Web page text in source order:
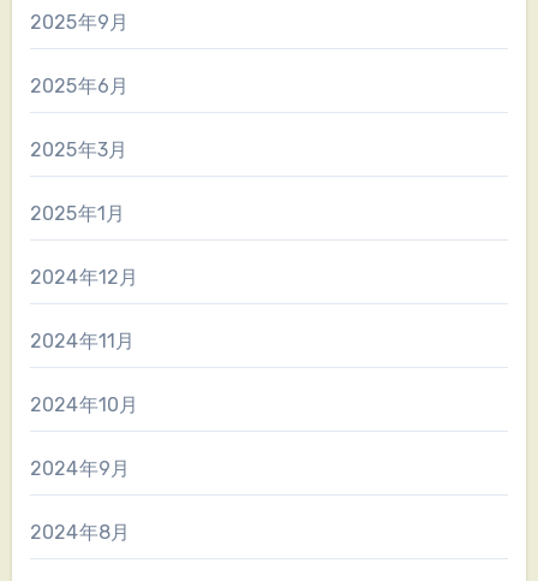
2025年9月
2025年6月
2025年3月
2025年1月
2024年12月
2024年11月
2024年10月
2024年9月
2024年8月